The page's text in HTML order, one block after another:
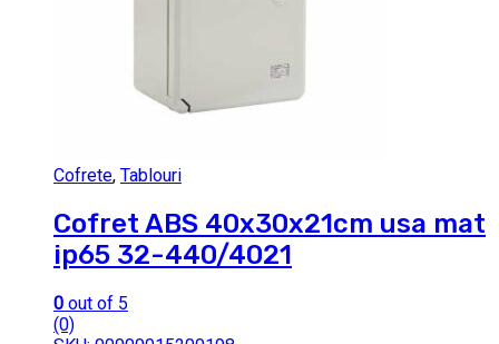
Cofrete, Tablouri
Cofret ABS 40x30x21cm usa mat
ip65 32-440/4021
0 out of 5
(0)